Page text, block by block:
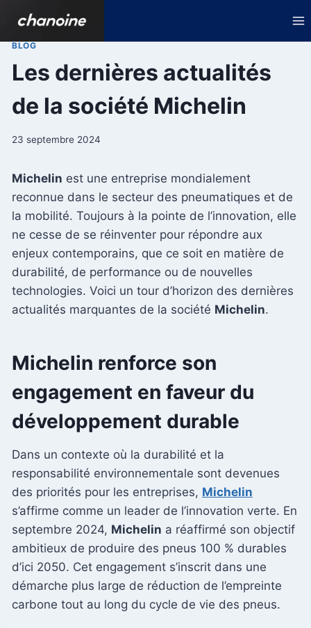
contenu
BLOG
Les dernières actualités
de la société Michelin
23 septembre 2024
Michelin est une entreprise mondialement
reconnue dans le secteur des pneumatiques et de
la mobilité. Toujours à la pointe de l’innovation, elle
ne cesse de se réinventer pour répondre aux
enjeux contemporains, que ce soit en matière de
durabilité, de performance ou de nouvelles
technologies. Voici un tour d’horizon des dernières
actualités marquantes de la société Michelin.
Michelin renforce son
engagement en faveur du
développement durable
Dans un contexte où la durabilité et la
responsabilité environnementale sont devenues
des priorités pour les entreprises, Michelin
s’affirme comme un leader de l’innovation verte. En
septembre 2024, Michelin a réaffirmé son objectif
ambitieux de produire des pneus 100 % durables
d’ici 2050. Cet engagement s’inscrit dans une
démarche plus large de réduction de l’empreinte
carbone tout au long du cycle de vie des pneus.